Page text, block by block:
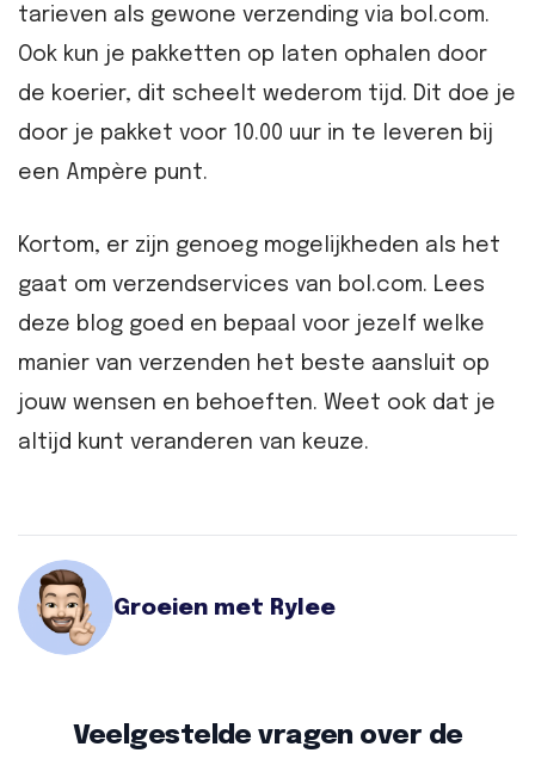
tarieven als gewone verzending via bol.com.
Ook kun je pakketten op laten ophalen door
de koerier, dit scheelt wederom tijd. Dit doe je
door je pakket voor 10.00 uur in te leveren bij
een Ampère punt.
Kortom, er zijn genoeg mogelijkheden als het
gaat om verzendservices van bol.com. Lees
deze blog goed en bepaal voor jezelf welke
manier van verzenden het beste aansluit op
jouw wensen en behoeften. Weet ook dat je
altijd kunt veranderen van keuze.
Groeien met Rylee
Veelgestelde vragen over de